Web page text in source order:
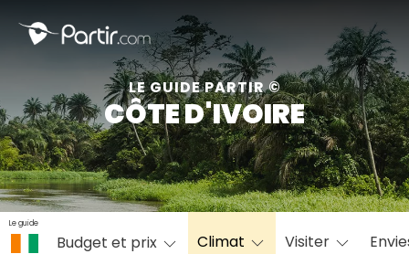
LE GUIDE PARTIR ©
CÔTE D'IVOIRE
Le guide
Budget et prix Climat Visiter
📍 Destinations populaires
☀️ Où partir par mois